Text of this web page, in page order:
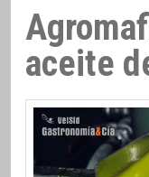
aceite